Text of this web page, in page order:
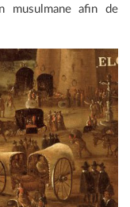
musulmane afin de